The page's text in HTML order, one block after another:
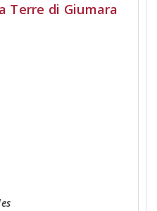
Terre di Giumara